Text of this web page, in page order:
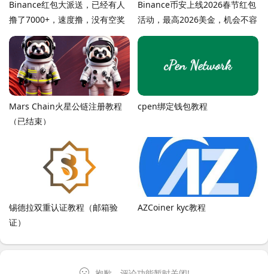
Binance红包大派送，已经有人
撸了7000+，速度撸，没有空奖
Binance币安上线2026春节红包
活动，最高2026美金，机会不容
错过，附详细流程
Mars Chain火星公链注册教程
（已结束）
cpen绑定钱包教程
锡德拉双重认证教程（邮箱验
证）
AZCoiner kyc教程